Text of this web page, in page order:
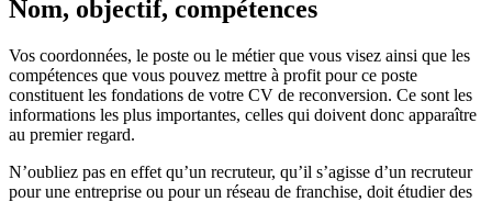
Nom, objectif, compétences
Vos coordonnées, le poste ou le métier que vous visez ainsi que les
compétences que vous pouvez mettre à profit pour ce poste
constituent les fondations de votre CV de reconversion. Ce sont les
informations les plus importantes, celles qui doivent donc apparaître
au premier regard.
N’oubliez pas en effet qu’un recruteur, qu’il s’agisse d’un recruteur
pour une entreprise ou pour un réseau de franchise, doit étudier des